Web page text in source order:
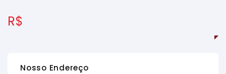
R$
Nosso Endereço